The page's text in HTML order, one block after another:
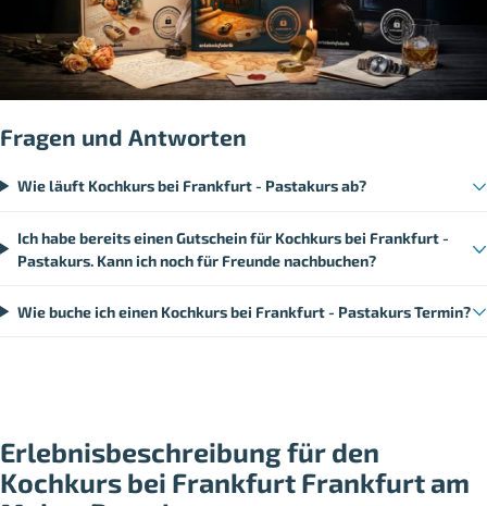
Fragen und Antworten
Wie läuft Kochkurs bei Frankfurt - Pastakurs ab?
Ich habe bereits einen Gutschein für Kochkurs bei Frankfurt -
Pastakurs. Kann ich noch für Freunde nachbuchen?
Wie buche ich einen Kochkurs bei Frankfurt - Pastakurs Termin?
Erlebnisbeschreibung für den
Kochkurs bei Frankfurt Frankfurt am